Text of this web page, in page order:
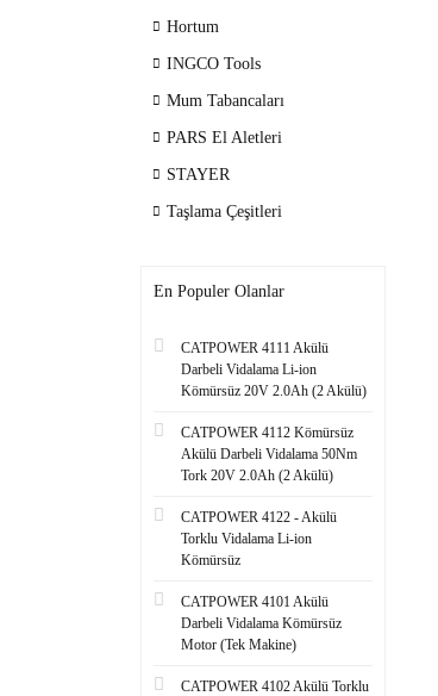
Hortum
INGCO Tools
Mum Tabancaları
PARS El Aletleri
STAYER
Taşlama Çeşitleri
En Populer Olanlar
CATPOWER 4111 Akülü
Darbeli Vidalama Li-ion
Kömürsüz 20V 2.0Ah (2 Akülü)
CATPOWER 4112 Kömürsüz
Akülü Darbeli Vidalama 50Nm
Tork 20V 2.0Ah (2 Akülü)
CATPOWER 4122 - Akülü
Torklu Vidalama Li-ion
Kömürsüz
CATPOWER 4101 Akülü
Darbeli Vidalama Kömürsüz
Motor (Tek Makine)
CATPOWER 4102 Akülü Torklu